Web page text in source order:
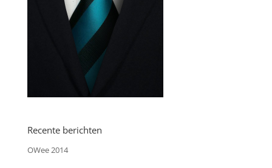
Recente berichten
OWee 2014